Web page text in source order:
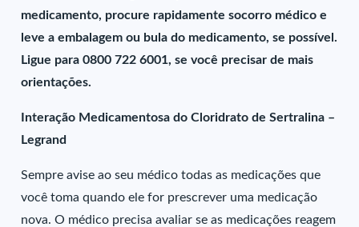
medicamento, procure rapidamente socorro médico e
leve a embalagem ou bula do medicamento, se possível.
Ligue para 0800 722 6001, se você precisar de mais
orientações.
Interação Medicamentosa do Cloridrato de Sertralina –
Legrand
Sempre avise ao seu médico todas as medicações que
você toma quando ele for prescrever uma medicação
nova. O médico precisa avaliar se as medicações reagem